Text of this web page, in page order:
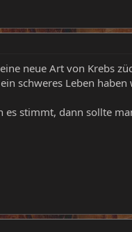
neue Art von Krebs
schweres Leben haben
stimmt, dann sollte